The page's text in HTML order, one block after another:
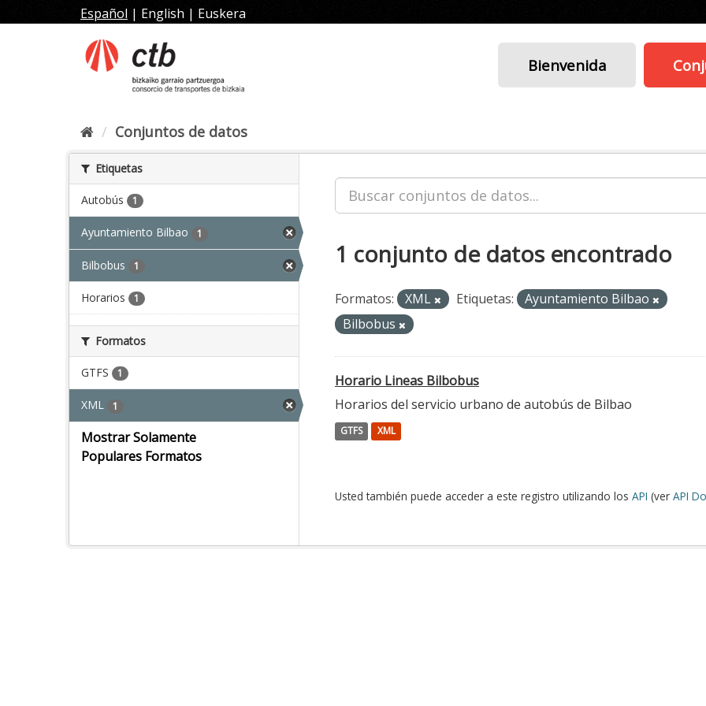
al
Español | English | Euskera
Bienvenida
Conjuntos de datos
Etiquetas
Autobús 1
Ayuntamiento Bilbao 1
Bilbobus 1
Horarios 1
Formatos
GTFS 1
XML 1
Mostrar Solamente
Populares Formatos
1 conjunto de datos encontrado
Formatos: XML Etiquetas:
Ayuntamiento Bilbao
Bilbobus
Horario Lineas Bilbobus
Horarios del servicio urbano de autobús de Bilbao
GTFS XML
Usted también puede acceder a este registro utilizando los API (ver API